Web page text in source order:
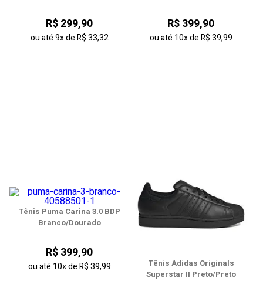
R$ 299,90
ou até9xdeR$ 33,32
R$ 399,90
ou até 10xdeR$ 39,99
Tênis Puma Carina 3.0 BDP
Branco/Dourado
R$ 399,90
ou até 10xdeR$ 39,99
Tênis Adidas Originals
Superstar II Preto/Preto